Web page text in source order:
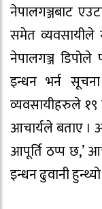
नेपालगञ्जबाट
समेत व्यवसायीले
नेपालगञ्ज डिपोले
इन्धन भर्न
व्यवसायीहरुले १९
आचार्यले बताए ।
आपूर्ति ठप्प छ,’
इन्धन ढुवानी